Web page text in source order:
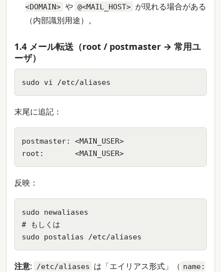
<DOMAIN> や @<MAIL_HOST>
が現れる場合がある
（内部識別用途）。
1.4 メール転送（root / postmaster → 常用ユ
ーザ）
sudo vi /etc/aliases
末尾に追記：
postmaster: <MAIN_USER>
root:       <MAIN_USER>
反映：
sudo newaliases
# もしくは
sudo postalias /etc/aliases
注意: /etc/aliases は「エイリアス形式」（ name: